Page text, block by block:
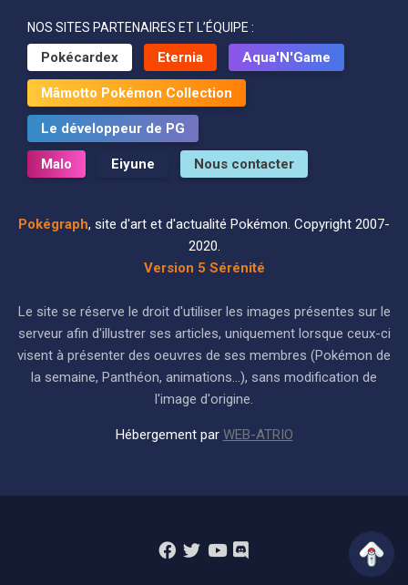
NOS SITES PARTENAIRES ET L’ÉQUIPE :
Pokécardex Eternia Aqua'N'Game
Mâmotto Pokémon Collection
Le développeur de PG
Malo Eiyune Nous contacter
Pokégraph, site d'art et d'actualité Pokémon. Copyright 2007-
2020.
Version 5 Sérénité
Le site se réserve le droit d'utiliser les images présentes sur le
serveur afin d'illustrer ses articles, uniquement lorsque ceux-ci
visent à présenter des oeuvres de ses membres (Pokémon de
la semaine, Panthéon, animations...), sans modification de
l'image d'origine.
Hébergement par WEB-ATRIO